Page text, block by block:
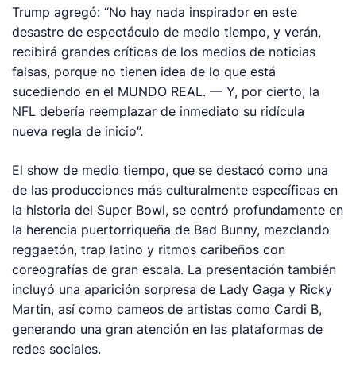
Trump agregó: “No hay nada inspirador en este
desastre de espectáculo de medio tiempo, y verán,
recibirá grandes críticas de los medios de noticias
falsas, porque no tienen idea de lo que está
sucediendo en el MUNDO REAL. — Y, por cierto, la
NFL debería reemplazar de inmediato su ridícula
nueva regla de inicio”.
El show de medio tiempo, que se destacó como una
de las producciones más culturalmente específicas en
la historia del Super Bowl, se centró profundamente en
la herencia puertorriqueña de Bad Bunny, mezclando
reggaetón, trap latino y ritmos caribeños con
coreografías de gran escala. La presentación también
incluyó una aparición sorpresa de Lady Gaga y Ricky
Martin, así como cameos de artistas como Cardi B,
generando una gran atención en las plataformas de
redes sociales.